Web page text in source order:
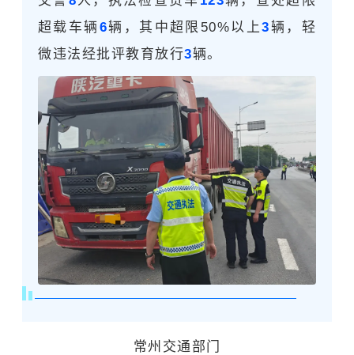
超载车辆6辆，其中超限50%以上3辆，轻
微违法经批评教育放行3辆。
常州交通部门